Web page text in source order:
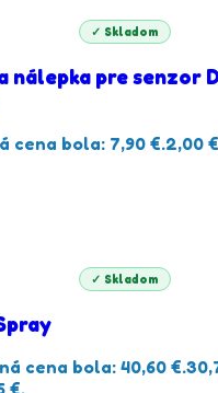
✓ Skladom
nálepka pre senzor
cena bola: 7,90 €.2,00 €
✓ Skladom
cena bola: 40,60 €.